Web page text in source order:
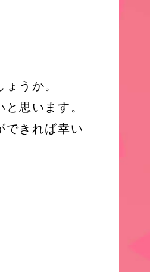
しょうか。
思います。
できれば幸い